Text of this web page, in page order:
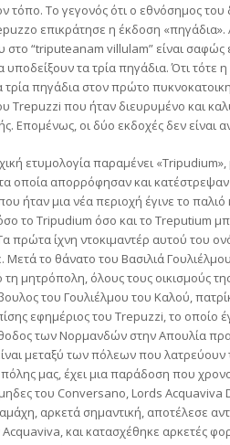
τόπο. Το γεγονός ότι ο εθνόσημος
επικράτησε η έκδοση «πηγάδια».
“triputeanam villulam” είναι σαφώς
υποδείξουν τα τρία πηγάδια. Ότι
τρία πηγάδια στον πρώτο
Trepuzzi που ήταν διευρυμένο και
Επομένως, οι δύο εκδοχές δεν είναι
ετυμολογία παραμένει
τα οποία απορρόφησαν και
ήταν μια νέα περιοχή έγινε το
το Tripudium όσο και το Treputium
πρώτα ίχνη ντοκιμαντέρ αυτού του
Μετά το θάνατο του Βασιλιά
μητρόπολη, όλους τους οικισμούς
του Γουλιέλμου του Καλού,
εφημέριος του Trepuzzi, το
των Νορμανδών στην Απουλία
μεταξύ των πόλεων που
μας, έχει μια παράδοση που
του Conversano, Lords Acquaviva
αρκετά σημαντική, αποτέλεσε
και κατασχέθηκε αρκετές